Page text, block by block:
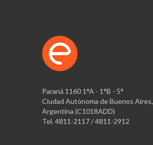
Paraná 1160 1°A - 1°B - 5°
Ciudad Autónoma de Buenos Aires,
Argentina (C1018ADD)
Tel. 4811-2117 / 4811-2912